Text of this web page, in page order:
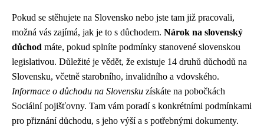
Pokud se stěhujete na Slovensko nebo jste tam již pracovali,
možná vás zajímá, jak je to s důchodem. Nárok na slovenský
důchod máte, pokud splníte podmínky stanovené slovenskou
legislativou. Důležité je vědět, že existuje 14 druhů důchodů na
Slovensku, včetně starobního, invalidního a vdovského.
Informace o důchodu na Slovensku získáte na pobočkách
Sociální pojišťovny. Tam vám poradí s konkrétními podmínkami
pro přiznání důchodu, s jeho výší a s potřebnými dokumenty.